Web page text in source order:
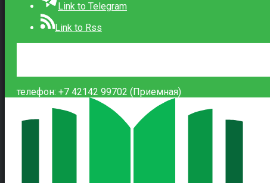
Link to Telegram
Link to Rss
телефон: +7 42142 99702 (Приемная)